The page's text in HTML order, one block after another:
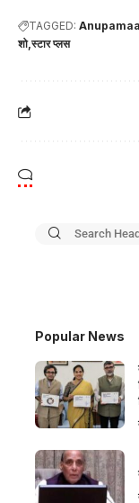
TAGGED: Anupamaa
शो स्टार प्लस
Popular News